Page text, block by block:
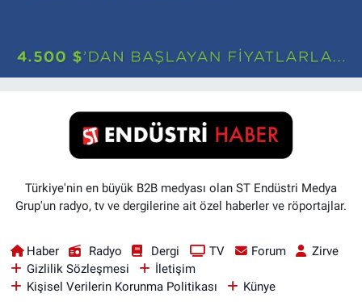
Türkiye'nin en büyük B2B medyası olan ST Endüstri Medya
Grup'un radyo, tv ve dergilerine ait özel haberler ve röportajlar.
Haber Radyo Dergi TV Forum
Zirve
Gizlilik Sözleşmesi
İletişim
Kişisel Verilerin Korunma Politikası
Künye